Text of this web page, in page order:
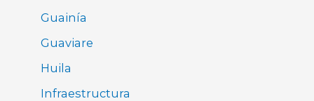
Guainía
Guaviare
Huila
Infraestructura